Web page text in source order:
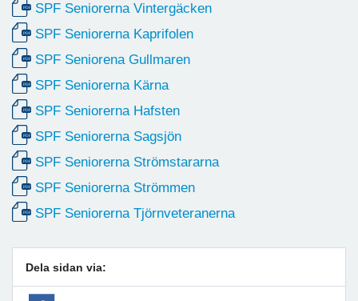
SPF Seniorerna Vintergäcken
SPF Seniorerna Kaprifolen
SPF Seniorena Gullmaren
SPF Seniorerna Kärna
SPF Seniorerna Hafsten
SPF Seniorerna Sagsjön
SPF Seniorerna Strömstararna
SPF Seniorerna Strömmen
SPF Seniorerna Tjörnveteranerna
Dela sidan via: